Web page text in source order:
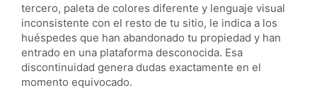
tercero, paleta de colores diferente y lenguaje visual
inconsistente con el resto de tu sitio, le indica a los
huéspedes que han abandonado tu propiedad y han
entrado en una plataforma desconocida. Esa
discontinuidad genera dudas exactamente en el
momento equivocado.